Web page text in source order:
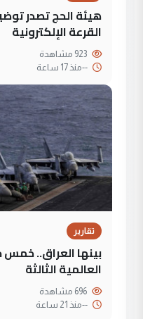
هيئة الحج تصدر
القرعة الإلكترونية
--منذ 17 ساعة
تقارير
بينها العراق.. خمس
العالمية الثالثة
--منذ 21 ساعة